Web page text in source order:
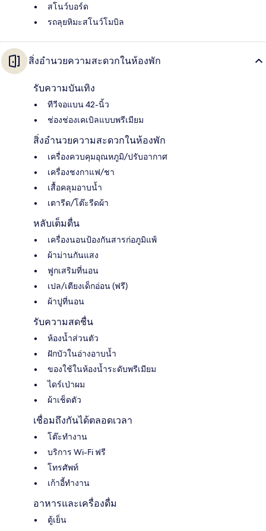
สโนว์บอร์ด
รถลุยหิมะสโนว์โมบิล
สิ่งอำนวยความสะดวกในห้องพัก
รับความบันเทิง
ทีวีจอแบน 42-นิ้ว
ช่องช่องเคเบิลแบบพรีเมียม
สิ่งอำนวยความสะดวกในห้องพัก
เครื่องควบคุมอุณหภูมิ/ปรับอากาศ
เครื่องชงกาแฟ/ชา
เสื้อคลุมอาบน้ำ
เตารีด/โต๊ะรีดผ้า
หลับเต็มตื่น
เครื่องนอนป้องกันสารก่อภูมิแพ้
ผ้าม่านกันแสง
ฟูกเสริมที่นอน
เปล/เตียงเด็กอ่อน (ฟรี)
ผ้าปูที่นอน
รับความสดชื่น
ห้องน้ำส่วนตัว
ฝักบัวในอ่างอาบน้ำ
ของใช้ในห้องน้ำระดับพรีเมียม
ไดร์เป่าผม
ผ้าเช็ดตัว
เชื่อมถึงกันได้ตลอดเวลา
โต๊ะทำงาน
บริการ Wi-Fi ฟรี
โทรศัพท์
เก้าอี้ทำงาน
อาหารและเครื่องดื่ม
ตู้เย็น